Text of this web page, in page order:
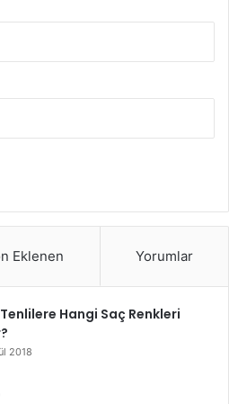
Eklenen Yorumlar
Hangi Saç Renkleri
2018